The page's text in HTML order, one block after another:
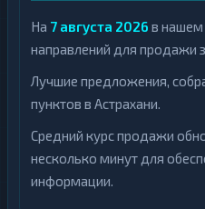
На 7 августа 2026 в нашем
направлений для продажи
Лучшие предложения,
пунктов в Астрахани.
Средний курс продажи
несколько минут для
информации.